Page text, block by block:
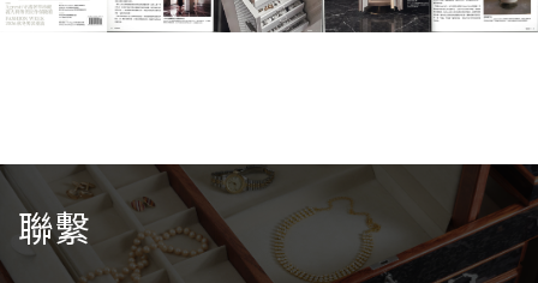
聯繫